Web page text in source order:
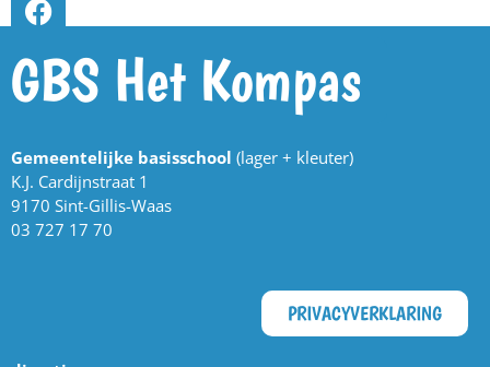
GBS Het Kompas
Gemeentelijke basisschool (lager + kleuter)
K.J. Cardijnstraat 1
9170 Sint-Gillis-Waas
03 727 17 70
PRIVACYVERKLARING